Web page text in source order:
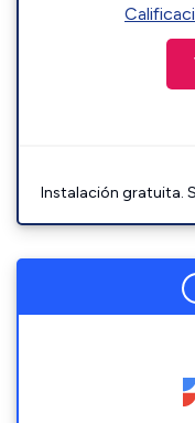
Instalación gratuita.